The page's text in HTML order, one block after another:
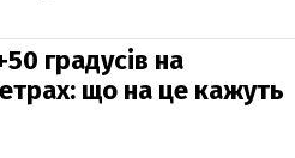
градусів на
що на це кажуть